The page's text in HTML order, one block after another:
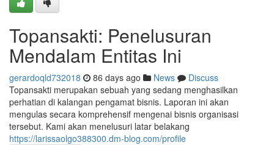
Topansakti: Penelusuran
Mendalam Entitas Ini
gerardoqld732018 86 days ago News
Discuss
Topansakti merupakan sebuah yang sedang menghasilkan
perhatian di kalangan pengamat bisnis. Laporan ini akan
mengulas secara komprehensif mengenai bisnis organisasi
tersebut. Kami akan menelusuri latar belakang
https://larissaolgo388300.dm-blog.com/profile